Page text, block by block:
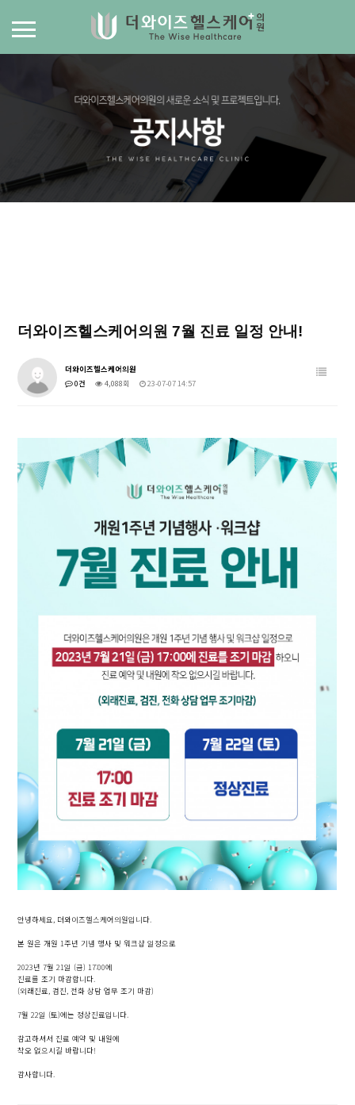
더와이즈헬스케어의원 7월 진료 일정 안내!
더와이즈헬스케어의원
0건
4,088회 23-07-07 14:57
안녕하세요, 더와이즈헬스케어의원입니다.
​본 원은 개원 1주년 기념 행사 및 워크샵 일정으로
​2023년 7월 21일 (금) 17:00에
진료를 조기 마감합니다.
(외래진료, 검진, 전화 상담 업무 조기 마감)
​7월 22일 (토)에는 정상진료입니다.
​참고하셔서 진료 예약 및 내원에
착오 없으시길 바랍니다!
​감사합니다.